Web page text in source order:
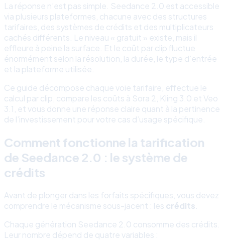
La réponse n’est pas simple. Seedance 2.0 est accessible
via plusieurs plateformes, chacune avec des structures
tarifaires, des systèmes de crédits et des multiplicateurs
cachés différents. Le niveau « gratuit » existe, mais il
effleure à peine la surface. Et le coût par clip fluctue
énormément selon la résolution, la durée, le type d’entrée
et la plateforme utilisée.
Ce guide décompose chaque voie tarifaire, effectue le
calcul par clip, compare les coûts à Sora 2, Kling 3.0 et Veo
3.1, et vous donne une réponse claire quant à la pertinence
de l’investissement pour votre cas d’usage spécifique.
Comment fonctionne la tarification
de Seedance 2.0 : le système de
crédits
Avant de plonger dans les forfaits spécifiques, vous devez
comprendre le mécanisme sous-jacent : les crédits
Chaque génération Seedance 2.0 consomme des crédits.
Leur nombre dépend de quatre variables :